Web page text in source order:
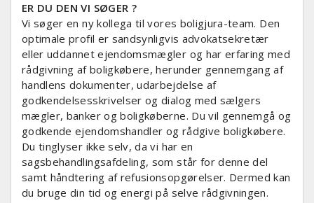
ER DU DEN VI SØGER ?
Vi søger en ny kollega til vores boligjura-team. Den
optimale profil er sandsynligvis advokatsekretær
eller uddannet ejendomsmægler og har erfaring med
rådgivning af boligkøbere, herunder gennemgang af
handlens dokumenter, udarbejdelse af
godkendelsesskrivelser og dialog med sælgers
mægler, banker og boligkøberne. Du vil gennemgå og
godkende ejendomshandler og rådgive boligkøbere.
Du tinglyser ikke selv, da vi har en
sagsbehandlingsafdeling, som står for denne del
samt håndtering af refusionsopgørelser. Dermed kan
du bruge din tid og energi på selve rådgivningen.